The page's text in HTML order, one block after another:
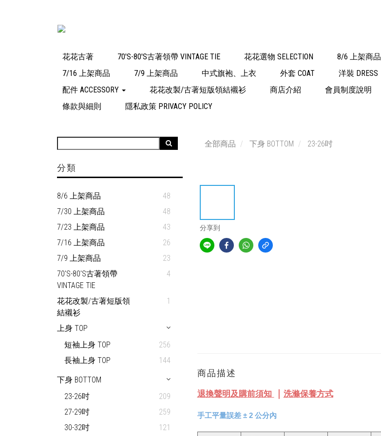
花花古著 70'S-80'S古著領帶 VINTAGE TIE 花花選物 SELECTION 8/6 上架商品
7/16 上架商品
7/9 上架商品 中式旗袍、上衣 外套 COAT 洋裝 DRESS
配件 ACCESSORY
花花改製/古著短版領結襯衫 商店介紹 會員制度說明
條款與細則
隱私政策 PRIVACY POLICY
分類
8/6 上架商品
48
7/30 上架商品
48
7/23 上架商品
43
7/16 上架商品
26
7/9 上架商品
23
70'S-80'S古著領帶
VINTAGE TIE
4
花花改製/古著短版領
結襯衫
1
上身 TOP
短袖上身 TOP
256
長袖上身 TOP
144
下身 BOTTOM
23-26吋
209
27-29吋
259
30-32吋
121
全部商品 下身 BOTTOM 23-26吋
分享到
商品描述
退換聲明及購前須知 洗滌保養方式
手工平量誤差 ± 2 公分內